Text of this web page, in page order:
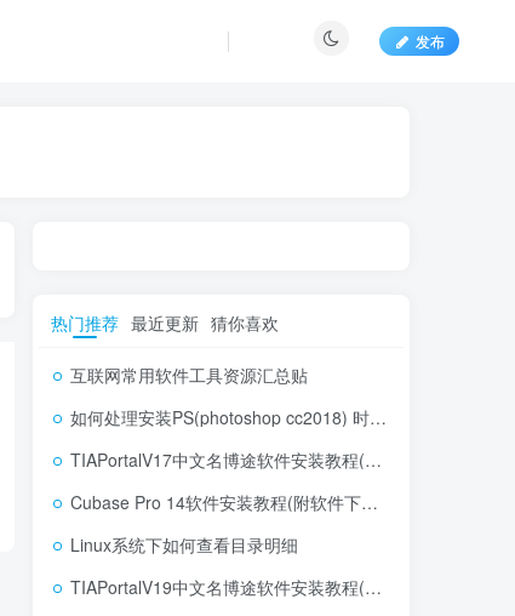
发布
热门推荐 最近更新 猜你喜欢
互联网常用软件工具资源汇总贴
如何处理安装PS(photoshop cc2018) 时，提示系统或者IE浏览器需要升级
TIAPortalV17中文名博途软件安装教程(附软件下载地址)
Cubase Pro 14软件安装教程(附软件下载地址)
Linux系统下如何查看目录明细
TIAPortalV19中文名博途软件安装教程(附软件下载地址)